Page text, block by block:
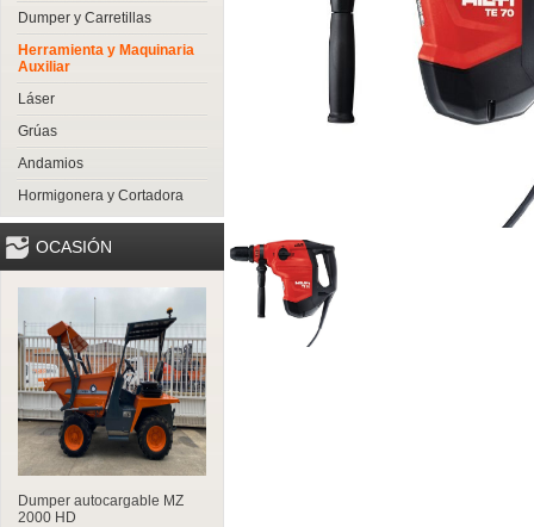
Dumper y Carretillas
Herramienta y Maquinaria
Auxiliar
Láser
Grúas
Andamios
Hormigonera y Cortadora
OCASIÓN
Dumper autocargable MZ
2000 HD